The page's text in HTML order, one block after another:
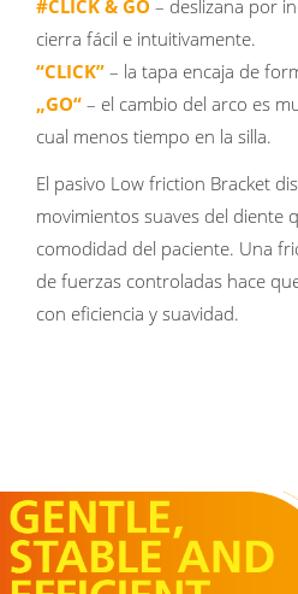
#CLICK & GO – deslizana por
cierra fácil e intuitivamente.
“CLICK” – la tapa encaja de
„GO“ – el cambio del arco es
cual menos tiempo en la silla.
El pasivo Low friction Bracket
movimientos suaves del diente
comodidad del paciente. Una
de fuerzas controladas hace
con eficiencia y suavidad.